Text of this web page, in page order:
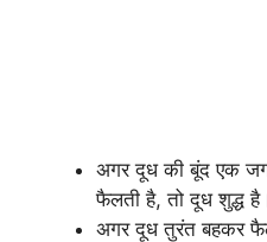
अगर दूध की बूंद एक
फैलती है, तो दूध शुद्ध
अगर दूध तुरंत बहकर